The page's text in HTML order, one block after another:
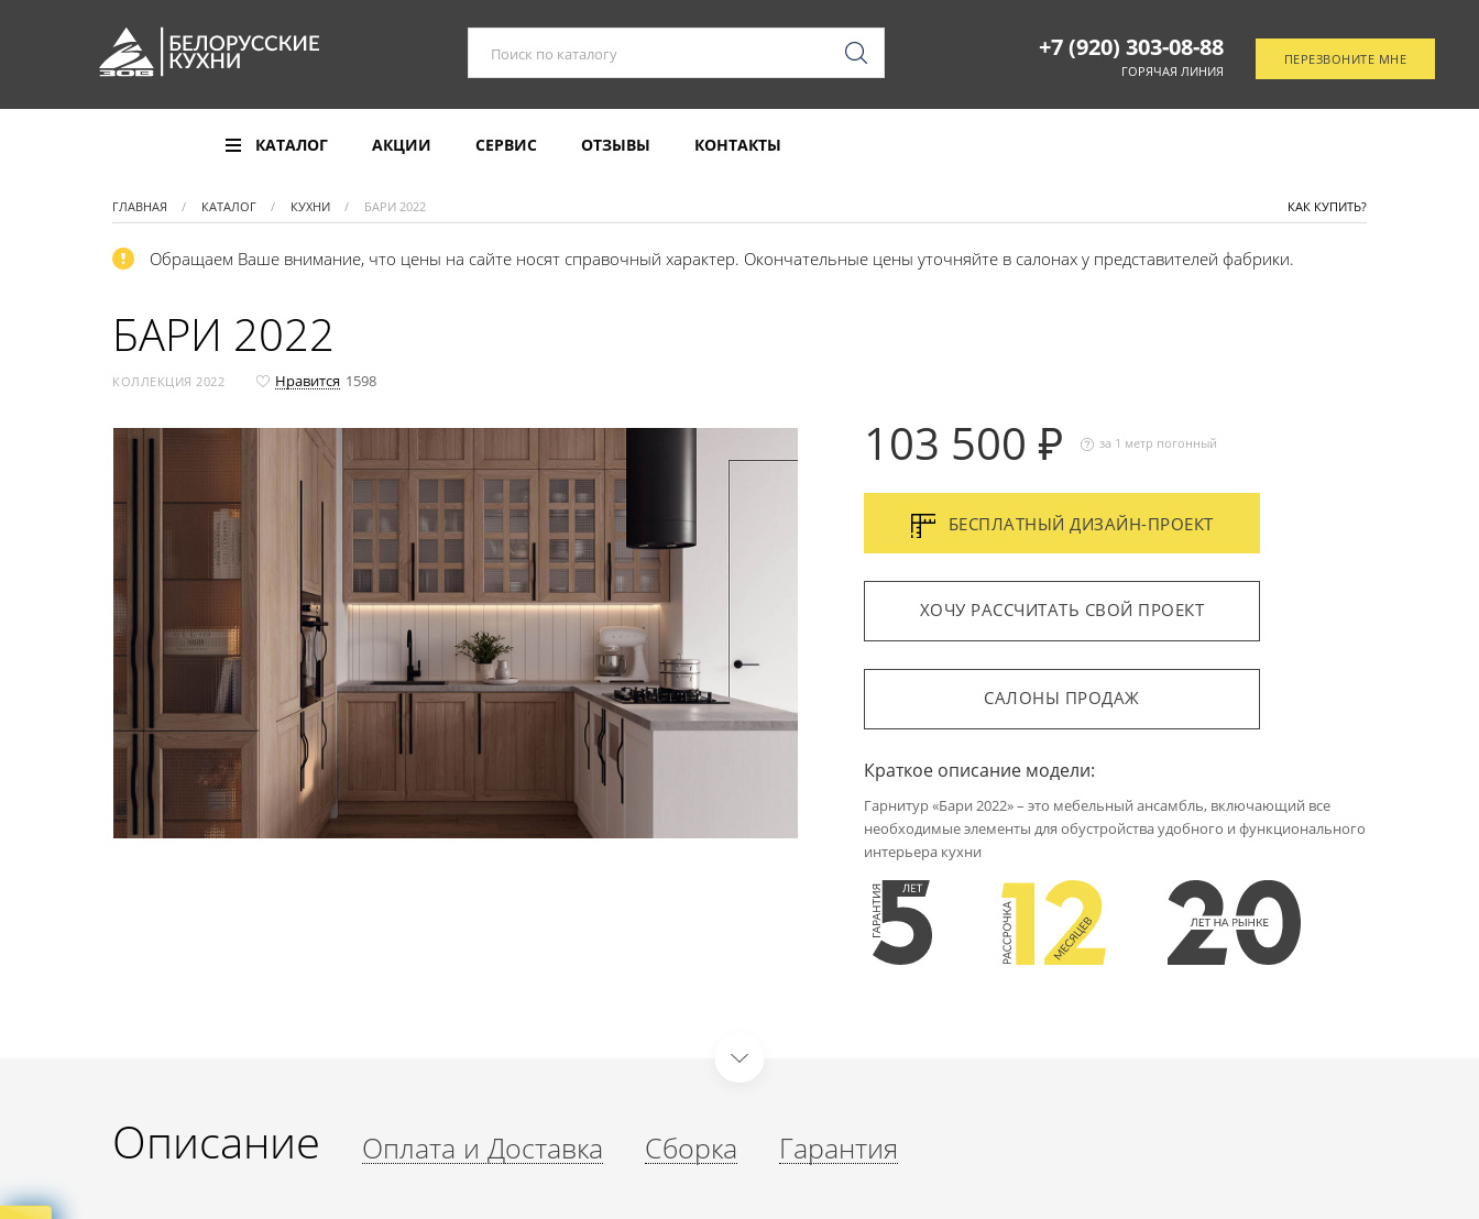
+7 (920) 303-08-88
ГОРЯЧАЯ ЛИНИЯ
ПЕРЕЗВОНИТЕ МНЕ
КАТАЛОГ АКЦИИ СЕРВИС ОТЗЫВЫ КОНТАКТЫ
ГЛАВНАЯ КАТАЛОГ КУХНИ БАРИ 2022 КАК КУПИТЬ?
Обращаем Ваше внимание, что цены на сайте носят справочный характер. Окончательные цены уточняйте в салонах у представителей фабрики.
БАРИ 2022
КОЛЛЕКЦИЯ 2022 Нравится 1598
103 500 ₽ за 1 метр погонный
БЕСПЛАТНЫЙ ДИЗАЙН-ПРОЕКТ
ХОЧУ РАССЧИТАТЬ СВОЙ ПРОЕКТ
САЛОНЫ ПРОДАЖ
Краткое описание модели:
Гарнитур «Бари 2022» – это мебельный ансамбль, включающий все
необходимые элементы для обустройства удобного и функционального
интерьера кухни
Описание Оплата и Доставка Сборка Гарантия